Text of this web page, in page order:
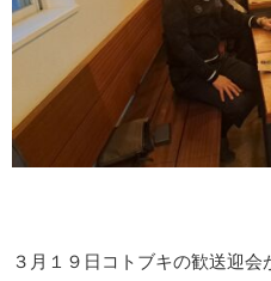
３月１９日コトブキの歓送迎会